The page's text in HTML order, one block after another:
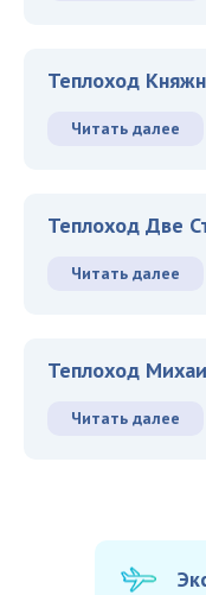
Теплоход
Читать далее
Теплоход Две
Читать далее
Теплоход
Читать далее